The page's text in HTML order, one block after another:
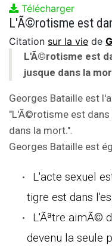
Télécharger
Citation sur la vie de
L'Ã©rotisme est
jusque dans la
Georges Bataille est
"L'Ã©rotisme est dans
dans la mort.".
Georges Bataille est
L'acte sexuel
tigre est dans
L'Ãªtre aimÃ©
devenu la seule